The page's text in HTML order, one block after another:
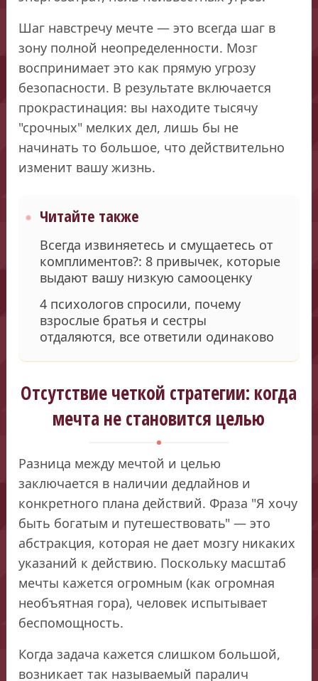
Шаг навстречу мечте — это всегда шаг в
зону полной неопределенности. Мозг
воспринимает это как прямую угрозу
безопасности. В результате включается
прокрастинация: вы находите тысячу
"срочных" мелких дел, лишь бы не
начинать то большое, что действительно
изменит вашу жизнь.
Читайте также
Всегда извиняетесь и смущаетесь от
комплиментов?: 8 привычек, которые
выдают вашу низкую самооценку
4 психологов спросили, почему
взрослые братья и сестры
отдаляются, все ответили одинаково
Отсутствие четкой стратегии: когда
мечта не становится целью
Разница между мечтой и целью
заключается в наличии дедлайнов и
конкретного плана действий. Фраза "Я хочу
быть богатым и путешествовать" — это
абстракция, которая не дает мозгу никаких
указаний к действию. Поскольку масштаб
мечты кажется огромным (как огромная
необъятная гора), человек испытывает
беспомощность.
Когда задача кажется слишком большой,
возникает так называемый паралич